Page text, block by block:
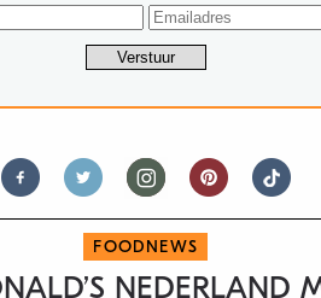
FOODNEWS
NEDERLAND